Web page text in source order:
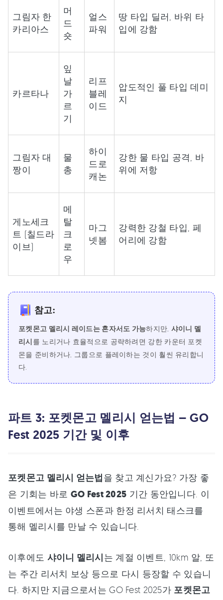
그림자 한
카리아스
머
드
숏
얼스
파워
땅 타입 딜러, 바위 타
입에 강함
카르타나
잎
날
가
르
기
리프
블레
이드
압도적인 풀 타입 데미
지
그림자 대
짱이
물
총
하이
드로
캐논
강한 물 타입 공격, 바
위에 저항
게노세크
트 (칠드라
이브)
메
탈
크
로
우
마그
넷봄
강력한 강철 타입, 페
어리에 강함
참고:
포켓몬고 멜리시 레이드는 혼자서도 가능하지만, 샤이니 멜
리시 를 노리거나 효율적으로 공략하려면 강한 카운터 포켓
몬을 준비하거나, 그룹으로 플레이하는 것이 훨씬 유리합니
다.
파트 3: 포켓몬고 멜리시 얻는법 – GO
Fest 2025 기간 및 이후
포켓몬고 멜리시 얻는법을 찾고 계신가요? 가장 좋
은 기회는 바로 GO Fest 2025 기간 동안입니다. 이
이벤트에서는 야생 스폰과 한정 리서치 태스크를
통해 멜리시를 만날 수 있습니다.
이후에도 샤이니 멜리시는 계절 이벤트, 10km 알, 또
는 주간 리서치 보상 등으로 다시 등장할 수 있습니
다. 하지만 지금으로서는 GO Fest 2025가 포켓몬고